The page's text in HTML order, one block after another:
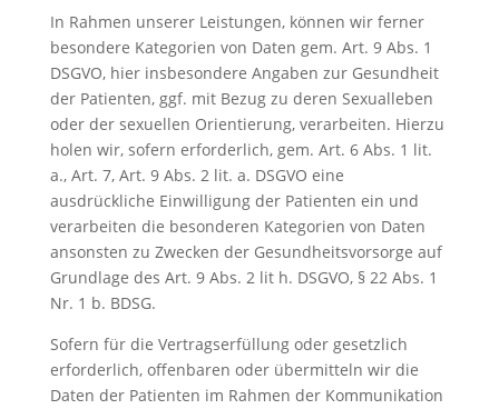
In Rahmen unserer Leistungen, können wir ferner
besondere Kategorien von Daten gem. Art. 9 Abs. 1
DSGVO, hier insbesondere Angaben zur Gesundheit
der Patienten, ggf. mit Bezug zu deren Sexualleben
oder der sexuellen Orientierung, verarbeiten. Hierzu
holen wir, sofern erforderlich, gem. Art. 6 Abs. 1 lit.
a., Art. 7, Art. 9 Abs. 2 lit. a. DSGVO eine
ausdrückliche Einwilligung der Patienten ein und
verarbeiten die besonderen Kategorien von Daten
ansonsten zu Zwecken der Gesundheitsvorsorge auf
Grundlage des Art. 9 Abs. 2 lit h. DSGVO, § 22 Abs. 1
Nr. 1 b. BDSG.
Sofern für die Vertragserfüllung oder gesetzlich
erforderlich, offenbaren oder übermitteln wir die
Daten der Patienten im Rahmen der Kommunikation